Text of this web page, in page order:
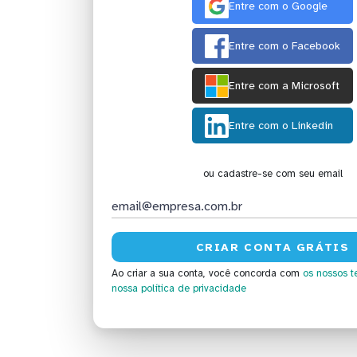
Entre com o Google
Entre com o Facebook
Entre com a Microsoft
Entre com o Linkedin
ou cadastre-se com seu email
Ao criar a sua conta, você concorda com os nossos
nossa política de privacidade